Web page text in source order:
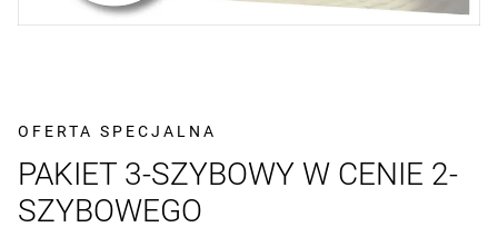
OFERTA SPECJALNA
PAKIET 3-SZYBOWY W CENIE 2-
SZYBOWEGO